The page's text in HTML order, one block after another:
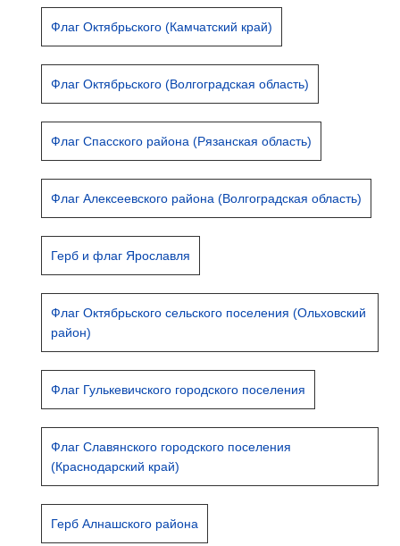
Флаг Октябрьского (Камчатский край)
Флаг Октябрьского (Волгоградская область)
Флаг Спасского района (Рязанская область)
Флаг Алексеевского района (Волгоградская область)
Герб и флаг Ярославля
Флаг Октябрьского сельского поселения (Ольховский
район)
Флаг Гулькевичского городского поселения
Флаг Славянского городского поселения
(Краснодарский край)
Герб Алнашского района